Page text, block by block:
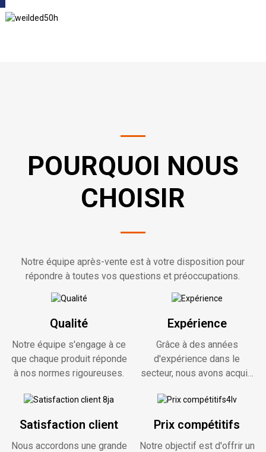
POURQUOI NOUS
CHOISIR
Notre équipe après-vente est à votre disposition pour
répondre à toutes vos questions et préoccupations.
Qualité
Notre équipe s'engage à ce
que chaque produit réponde
à nos normes rigoureuses.
Expérience
Grâce à des années
d'expérience dans le
secteur, nous avons acquis
approfondie des besoins et
clients.
Satisfaction client
Nous accordons une grande
Prix ​​compétitifs
Notre objectif est d'offrir un